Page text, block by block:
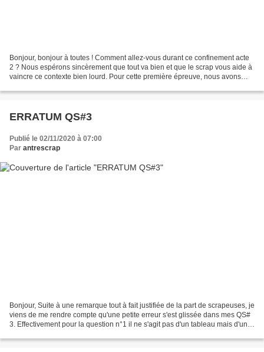
Bonjour, bonjour à toutes ! Comment allez-vous durant ce confinement acte
2 ? Nous espérons sincèrement que tout va bien et que le scrap vous aide à
vaincre ce contexte bien lourd. Pour cette première épreuve, nous avons
ERRATUM QS#3
Publié le 02/11/2020 à 07:00
Par antrescrap
Bonjour, Suite à une remarque tout à fait justifiée de la part de scrapeuses, je
viens de me rendre compte qu'une petite erreur s'est glissée dans mes QS#
3. Effectivement pour la question n°1 il ne s'agit pas d'un tableau mais d'une